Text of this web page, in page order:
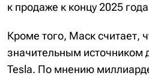
к продаже к концу 2025
Кроме того, Маск считает,
значительным источником
Tesla. По мнению